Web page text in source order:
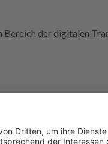
der digitalen